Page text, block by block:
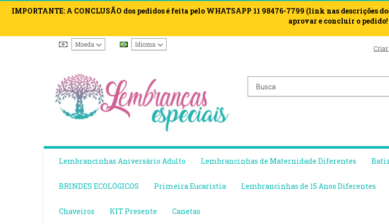
IMPORTANTE: A CONCLUSÃO dos pedidos é feita pelo WHATSAPP 11 98476-7799 (link nas descrições
aprovar e concluir o pedido!
Moeda Idioma Criar
Lembrancinhas Aniversário Adulto Lembrancinhas de Maternidade Diferentes
BRINDES ECOLÓGICOS Primeira Eucaristia Lembrancinhas de 15 Anos Diferentes
Chaveiros KIT Presente Canetas